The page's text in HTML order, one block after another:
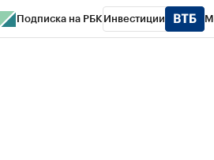
Подписка на РБК Инвестиции